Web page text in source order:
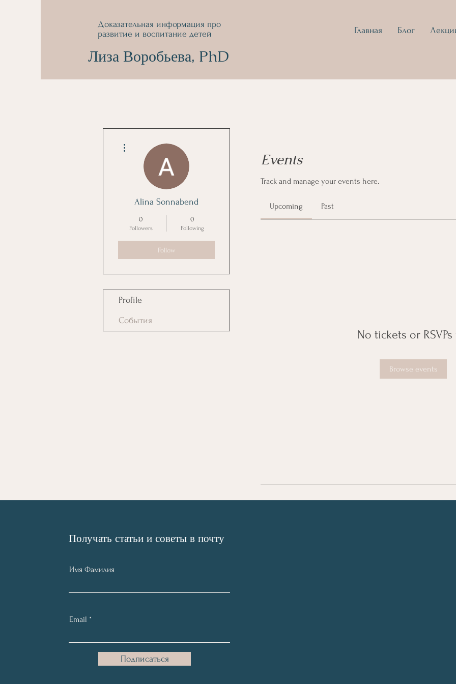
Доказательная информация про
развитие и воспитание детей
Лиза Воробьева, PhD
Главная Блог
Events
Track and manage your events here.
Upcoming Past
No tickets or RSVPs
Browse events
Alina Sonnabend
0
Followers
0
Following
Follow
Profile
События
Получать статьи и советы в почту
Имя Фамилия
Email
Подписаться